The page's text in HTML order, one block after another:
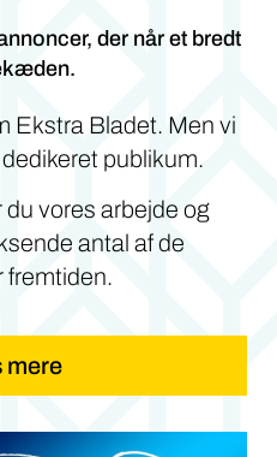
der når et bredt
Ekstra Bladet. Men vi
publikum.
vores arbejde og
antal af de
fremtiden.